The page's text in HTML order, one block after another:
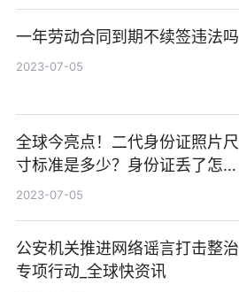
一年劳动合同到期不续签违法吗
2023-07-05
全球今亮点！二代身份证照片尺
寸标准是多少？身份证丢了怎么
补办？
2023-07-05
公安机关推进网络谣言打击整治
专项行动_全球快资讯